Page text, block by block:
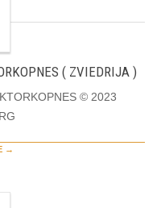
( ZVIEDRIJA )
© 2023
→